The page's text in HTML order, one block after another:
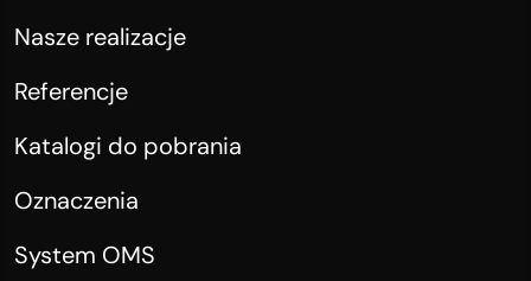
Nasze realizacje
Referencje
Katalogi do pobrania
Oznaczenia
System OMS